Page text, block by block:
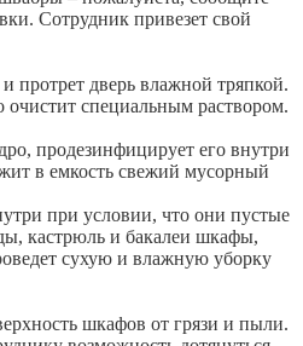
Сотрудник привезет свой
протрет дверь влажной тряпкой.
очистит специальным раствором.
продезинфицирует его внутри
в емкость свежий мусорный
при условии, что они пустые
кастрюль и бакалеи шкафы,
сухую и влажную уборку
шкафов от грязи и пыли.